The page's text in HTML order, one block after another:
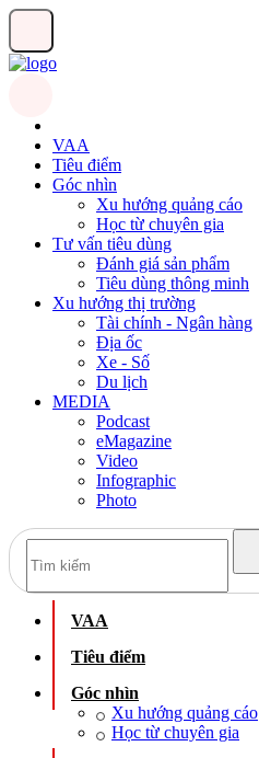
VAA
Tiêu điểm
Góc nhìn
Xu hướng quảng cáo
Học từ chuyên gia
Tư vấn tiêu dùng
Đánh giá sản phẩm
Tiêu dùng thông minh
Xu hướng thị trường
Tài chính - Ngân hàng
Địa ốc
Xe - Số
Du lịch
MEDIA
Podcast
eMagazine
Video
Infographic
Photo
VAA
Tiêu điểm
Góc nhìn
Xu hướng quảng cáo
Học từ chuyên gia